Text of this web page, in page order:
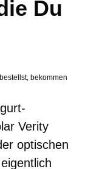
Du
bekommen
Verity
optischen